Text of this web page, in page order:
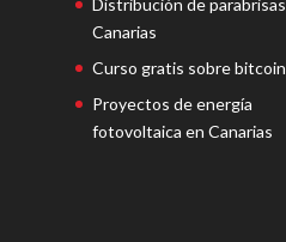
Canarias
Curso gratis sobre bitcoin
Proyectos de energía
fotovoltaica en Canarias